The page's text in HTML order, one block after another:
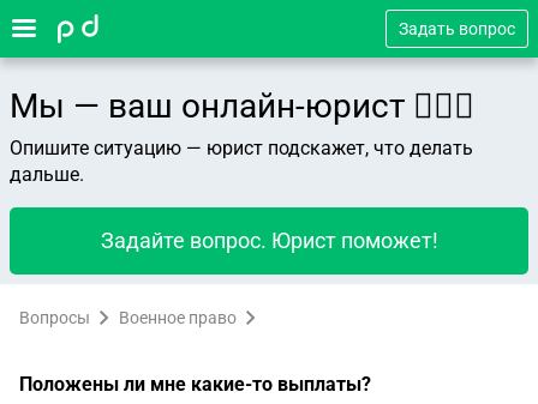
Задать вопрос
Мы — ваш онлайн-юрист 👨🏻‍⚖️
Опишите ситуацию — юрист подскажет, что делать
дальше.
Задайте вопрос. Юрист поможет!
Вопросы Военное право
Положены ли мне какие-то выплаты?